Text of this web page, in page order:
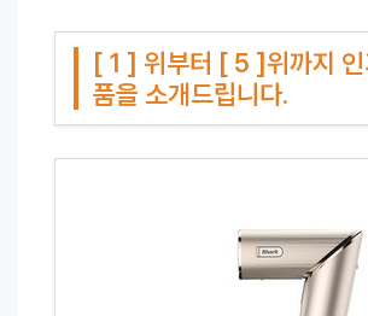
[ 1 ] 위부터 [ 5 ]위까지 인
품을 소개드립니다.